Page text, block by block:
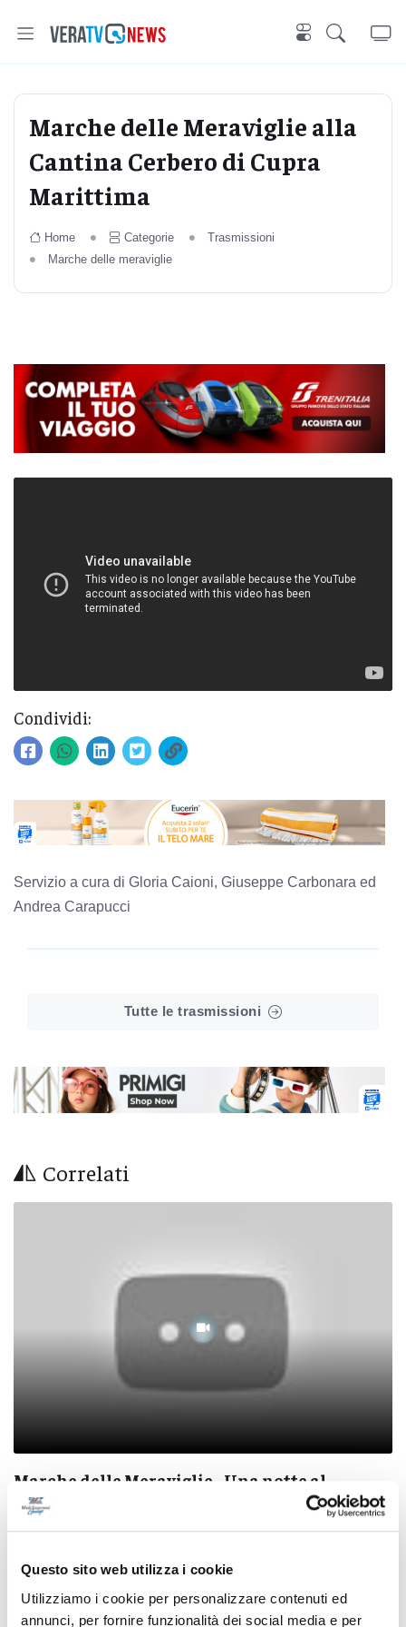
Questo sito web utilizza i cookie
Utilizziamo i cookie per personalizzare contenuti ed
annunci, per fornire funzionalità dei social media e per
Marche delle Meraviglie alla
Cantina Cerbero di Cupra
Marittima
Home Categorie
Trasmissioni
Marche delle meraviglie
Condividi:
Servizio a cura di Gloria Caioni, Giuseppe Carbonara ed
Andrea Carapucci
Tutte le trasmissioni
Correlati
Marche delle Meraviglie - Una notte al
mercato ittico di San Benedetto e a bordo di
un peschereccio